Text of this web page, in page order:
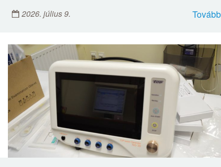
2026. július 9.